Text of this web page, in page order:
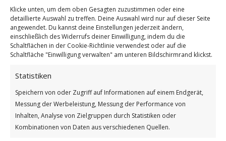
Klicke unten, um dem oben Gesagten zuzustimmen oder eine
detaillierte Auswahl zu treffen. Deine Auswahl wird nur auf dieser Seite
angewendet. Du kannst deine Einstellungen jederzeit ändern,
einschließlich des Widerrufs deiner Einwilligung, indem du die
Schaltflächen in der Cookie-Richtlinie verwendest oder auf die
Schaltfläche "Einwilligung verwalten" am unteren Bildschirmrand klickst.
Statistiken
Speichern von oder Zugriff auf Informationen auf einem Endgerät,
Messung der Werbeleistung, Messung der Performance von
Inhalten, Analyse von Zielgruppen durch Statistiken oder
Kombinationen von Daten aus verschiedenen Quellen.
26. APRIL 2026 / 0 KOMMENTARE / VONGÜNTER
Gehe nicht, wohin der
Weg